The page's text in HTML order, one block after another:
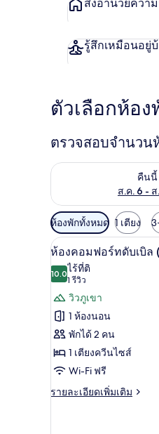
สิ่งอำนวยควา
รู้สึกเหมือนอยู่
ตัวเลือกห้อง
ตรวจสอบจำนวน
คืนนี้
ส.ค. 6 -
ตรวจสอบจำนวนห้อง
ตัว
กรอง
ที่
มี
สำหรับ
ห้อง
พัก
ห้องพักทั้งหมด 1 เตียง
เปิด
ภาพถ่าย
ทั้งหมด
ของ
ห้อง
คอมฟอร์ท
ดับเบิล
(Roure)
12
ห้องคอมฟอร์ทดับเบิล
10.010.0 จาก 10
ไร้ที่ติ
1 รีวิว
(1
รีวิว)
วิวภูเขา
1 ห้องนอน
พักได้ 2 คน
1 เตียงควีนไซส์
Wi-Fi ฟรี
รายละเอียดเพิ่มเติม
ราย